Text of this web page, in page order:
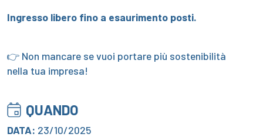
Ingresso libero fino a esaurimento posti.
👉 Non mancare se vuoi portare più sostenibilità
nella tua impresa!
QUANDO
DATA: 23/10/2025